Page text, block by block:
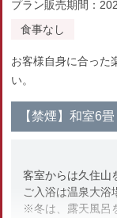
プラン販売期間：
食事なし
お客様自身に合った
い。
【禁煙】和室6畳
客室からは久住山
ご入浴は温泉大浴
※冬は、露天風呂